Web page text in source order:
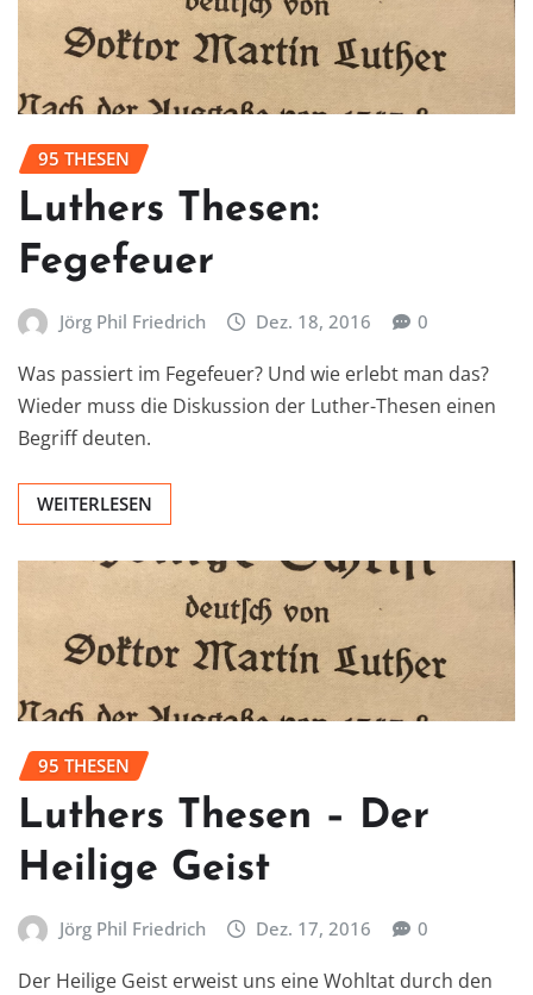
95 THESEN
Luthers Thesen:
Fegefeuer
Jörg Phil Friedrich Dez. 18, 2016 0
Was passiert im Fegefeuer? Und wie erlebt man das?
Wieder muss die Diskussion der Luther-Thesen einen
Begriff deuten.
WEITERLESEN
95 THESEN
Luthers Thesen – Der
Heilige Geist
Jörg Phil Friedrich Dez. 17, 2016 0
Der Heilige Geist erweist uns eine Wohltat durch den